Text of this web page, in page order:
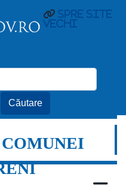
spre site
vechi